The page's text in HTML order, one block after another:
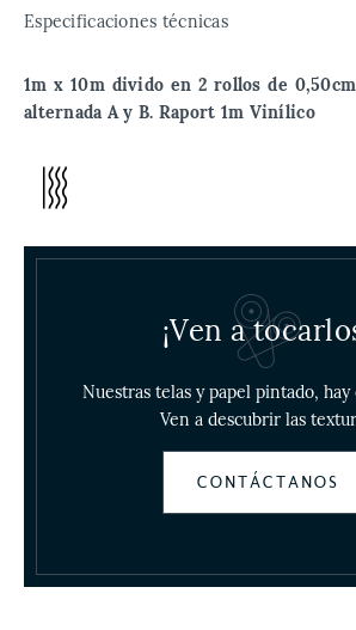
Especificaciones técnicas
1m x 10m divido en 2 rollos de
alternada A y B. Raport 1m Vinílico
¡Ven a
Nuestras telas y papel pintado, hay
Ven a descubrir las
CONTÁCTANOS